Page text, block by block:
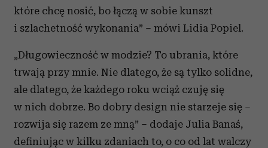
które chcę nosić, bo łączą w sobie kunszt
i szlachetność wykonania” – mówi Lidia Popiel.
„Długowieczność w modzie? To ubrania, które
trwają przy mnie. Nie dlatego, że są tylko solidne,
ale dlatego, że każdego roku wciąż czuję się
w nich dobrze. Bo dobry design nie starzeje się –
rozwija się razem ze mną” – dodaje Julia Banaś,
definiując w kilku zdaniach to, o co od lat walczy